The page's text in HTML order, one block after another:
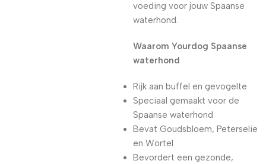
voeding voor jouw Spaanse
waterhond.
Waarom Yourdog Spaanse
waterhond
Rijk aan buffel en gevogelte
Speciaal gemaakt voor de
Spaanse waterhond
Bevat Goudsbloem, Peterselie
en Wortel
Bevordert een gezonde,